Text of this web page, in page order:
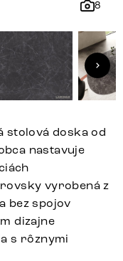
8
stolová doska od
nastavuje
vyrobená z
bez spojov
dizajne
s rôznymi